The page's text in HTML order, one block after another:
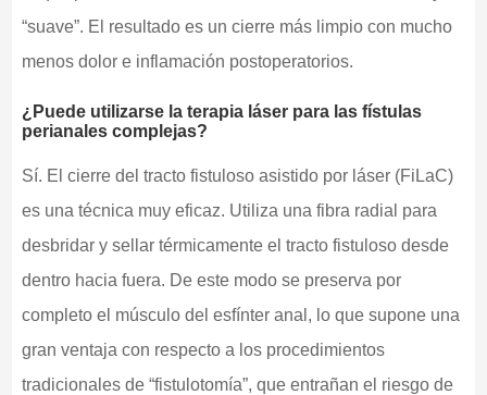
“suave”. El resultado es un cierre más limpio con mucho
menos dolor e inflamación postoperatorios.
¿Puede utilizarse la terapia láser para las fístulas
perianales complejas?
Sí. El cierre del tracto fistuloso asistido por láser (FiLaC)
es una técnica muy eficaz. Utiliza una fibra radial para
desbridar y sellar térmicamente el tracto fistuloso desde
dentro hacia fuera. De este modo se preserva por
completo el músculo del esfínter anal, lo que supone una
gran ventaja con respecto a los procedimientos
tradicionales de “fistulotomía”, que entrañan el riesgo de